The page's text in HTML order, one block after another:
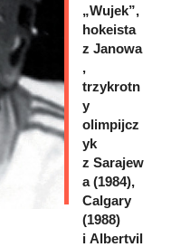
„Wujek”,
hokeista
z Janowa
,
trzykrotn
y
olimpijcz
yk
z Sarajew
a (1984),
Calgary
(1988)
i Albertvil